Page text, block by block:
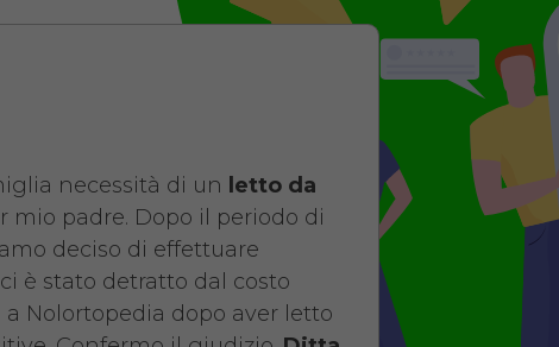
elettrico
di
giorni da
COSTO
da
necessità di un letto da
mio padre. Dopo il periodo di
deciso di effettuare
è stato detratto dal costo
Nolortopedia dopo aver letto